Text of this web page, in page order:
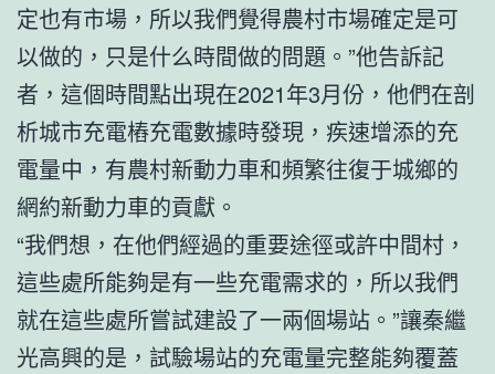
定也有市場，所以我們覺得農村市場確定是可
以做的，只是什么時間做的問題。”他告訴記
者，這個時間點出現在2021年3月份，他們在剖
析城市充電樁充電數據時發現，疾速增添的充
電量中，有農村新動力車和頻繁往復于城鄉的
網約新動力車的貢獻。
“我們想，在他們經過的重要途徑或許中間村，
這些處所能夠是有一些充電需求的，所以我們
就在這些處所嘗試建設了一兩個場站。”讓秦繼
光高興的是，試驗場站的充電量完整能夠覆蓋